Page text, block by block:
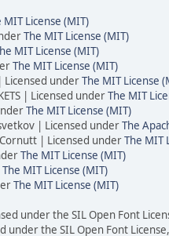
MIT License (MIT)
The MIT License (MIT)
MIT License (MIT)
The MIT License (MIT)
Licensed underThe MIT License
| Licensed underThe MIT
The MIT License (MIT)
| Licensed underThe
| Licensed underThe MIT
The MIT License (MIT)
The MIT License (MIT)
The MIT License (MIT)
under the SIL Open Font
under the SIL Open Font